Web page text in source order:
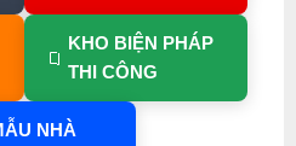
KHO BIỆN PHÁP
THI CÔNG
NHÀ